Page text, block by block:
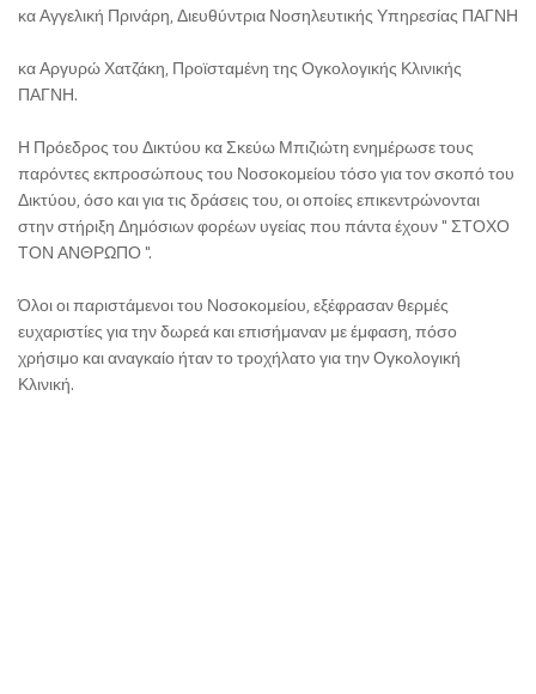
κα Αγγελική Πρινάρη, Διευθύντρια Νοσηλευτικής Υπηρεσίας ΠΑΓΝΗ
κα Αργυρώ Χατζάκη, Προϊσταμένη της Ογκολογικής Κλινικής
ΠΑΓΝΗ.
Η Πρόεδρος του Δικτύου κα Σκεύω Μπιζιώτη ενημέρωσε τους
παρόντες εκπροσώπους του Νοσοκομείου τόσο για τον σκοπό του
Δικτύου, όσο και για τις δράσεις του, οι οποίες επικεντρώνονται
στην στήριξη Δημόσιων φορέων υγείας που πάντα έχουν " ΣΤΟΧΟ
ΤΟΝ ΑΝΘΡΩΠΟ ".
Όλοι οι παριστάμενοι του Νοσοκομείου, εξέφρασαν θερμές
ευχαριστίες για την δωρεά και επισήμαναν με έμφαση, πόσο
χρήσιμο και αναγκαίο ήταν το τροχήλατο για την Ογκολογική
Κλινική.